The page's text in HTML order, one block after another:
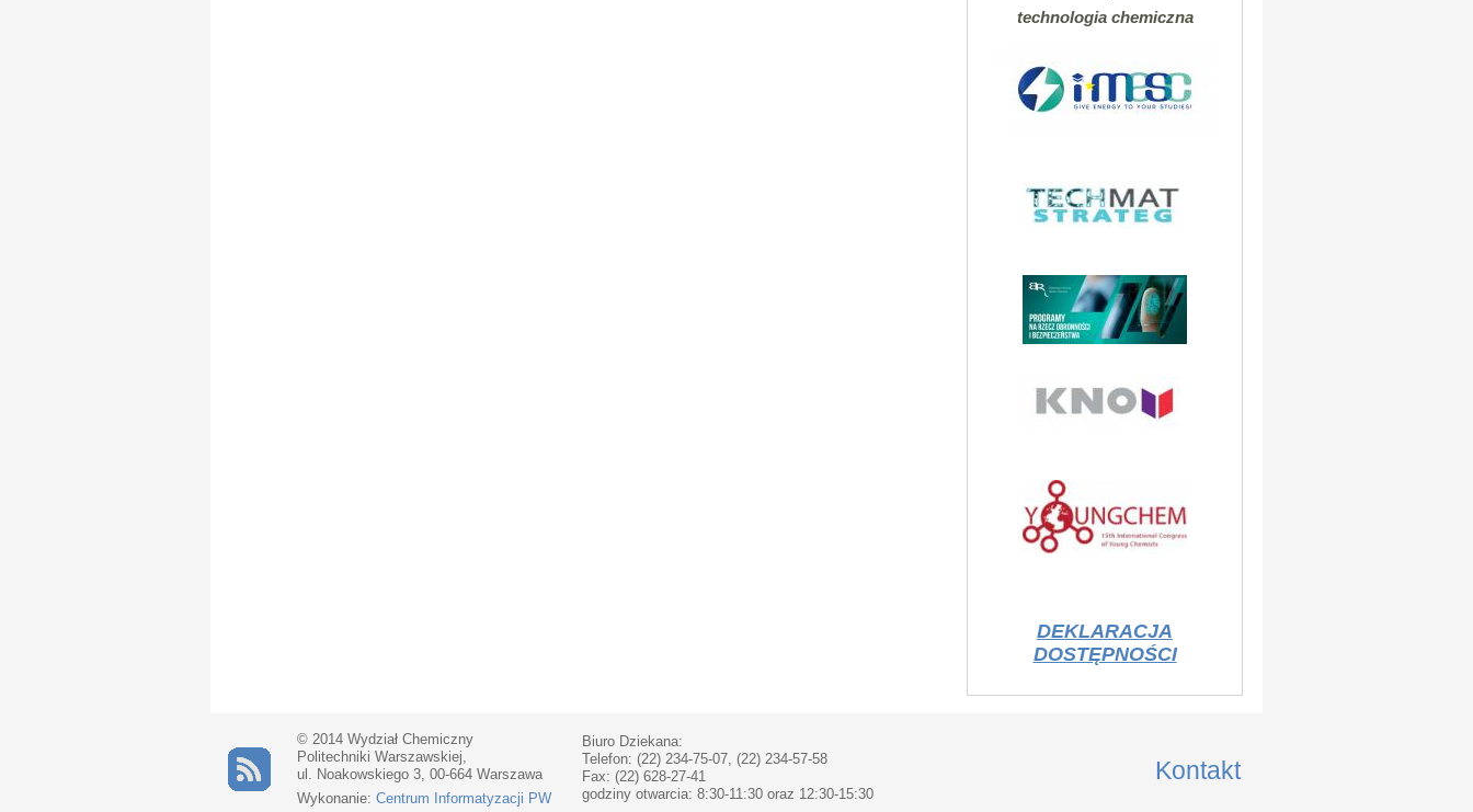
technologia chemiczna
DEKLARACJA
DOSTĘPNOŚCI
© 2014 Wydział Chemiczny
Politechniki Warszawskiej,
ul. Noakowskiego 3, 00-664 Warszawa
Wykonanie: Centrum Informatyzacji PW
Biuro Dziekana:
Telefon: (22) 234-75-07, (22) 234-57-58
Fax: (22) 628-27-41
godziny otwarcia: 8:30-11:30 oraz 12:30-15:30
Kontakt